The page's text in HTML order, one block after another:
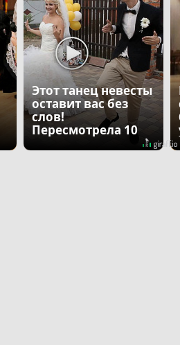
Этот танец невесты
оставит вас без
слов!
Пересмотрела 10